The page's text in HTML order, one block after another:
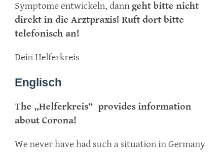
Symptome entwickeln, dann geht bitte nicht
direkt in die Arztpraxis! Ruft dort bitte
telefonisch an!
Dein Helferkreis
Englisch
The „Helferkreis“ provides information
about Corona!
We never have had such a situation in Germany